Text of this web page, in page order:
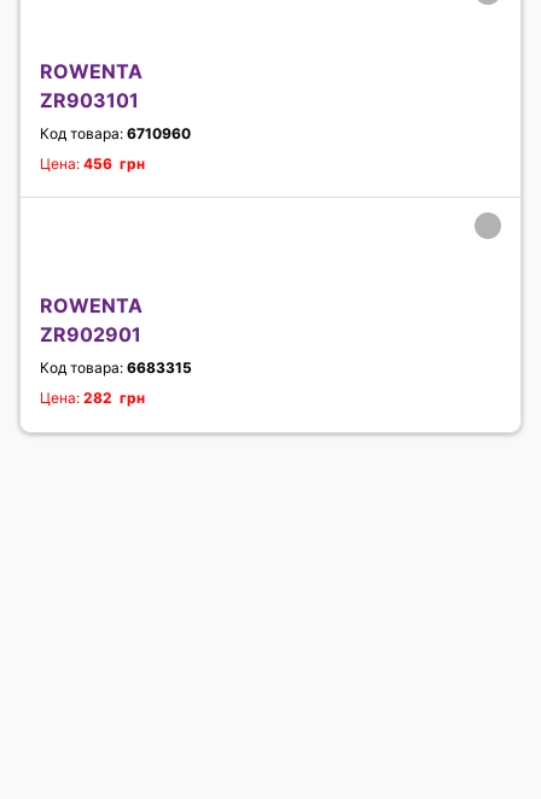
ROWENTA
ZR903101
Код товара: 6710960
Цена: 456 грн
ROWENTA
ZR902901
Код товара: 6683315
Цена: 282 грн